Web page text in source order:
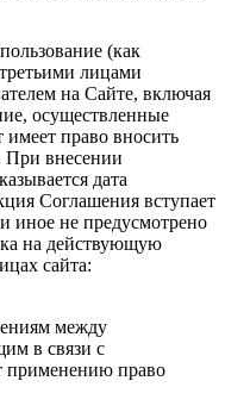
(как
лицами
на Сайте, включая
осуществленные
право вносить
При внесении
дата
Соглашения вступает
иное не предусмотрено
на действующую
сайта:
между
в связи с
применению право